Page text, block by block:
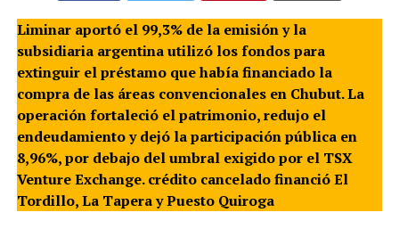
Liminar aportó el 99,3% de la emisión y la
subsidiaria argentina utilizó los fondos para
extinguir el préstamo que había financiado la
compra de las áreas convencionales en Chubut. La
operación fortaleció el patrimonio, redujo el
endeudamiento y dejó la participación pública en
8,96%, por debajo del umbral exigido por el TSX
Venture Exchange. crédito cancelado financió El
Tordillo, La Tapera y Puesto Quiroga